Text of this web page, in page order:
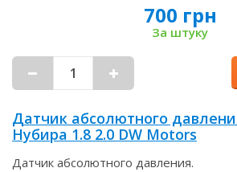
700 грн
За штуку
Датчик абсолютного
Нубира 1.8 2.0 DW Motors
Датчик абсолютного давления.